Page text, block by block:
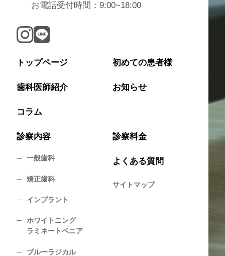
お電話受付時間：9:00~18:00
トップページ 初めての患者様
歯科医師紹介 お知らせ
コラム
診察内容
一般歯科
矯正歯科
インプラント
ホワイトニング
ラミネートベニア
ブルーラジカル
診察料金
よくある質問
サイトマップ